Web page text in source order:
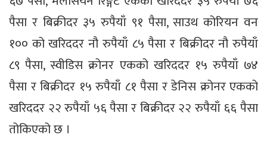
पैसा र बिक्रीदर ३५ रुपैयाँ ९१ पैसा, साउथ कोरियन वन
१०० को खरिददर नौ रुपैयाँ ८५ पैसा र बिक्रीदर नौ रुपैयाँ
८९ पैसा, स्वीडिस क्रोनर एकको खरिददर १५ रुपैयाँ ७४
पैसा र बिक्रीदर १५ रुपैयाँ ८१ पैसा र डेनिस क्रोनर एकको
खरिददर २२ रुपैयाँ ५६ पैसा र बिक्रीदर २२ रुपैयाँ ६६ पैसा
तोकिएको छ ।